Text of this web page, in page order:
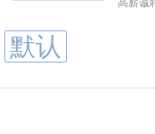
高薪诚
默认